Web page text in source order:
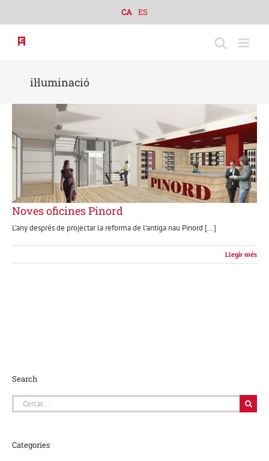
content
CA ES
il·luminació
Noves oficines Pinord
L’any després de projectar la reforma de l’antiga nau Pinord [...]
Llegir més
Search
Cerca
…
Categories